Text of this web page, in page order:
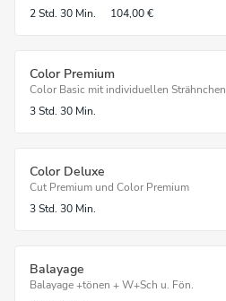
2 Std. 30 Min. 104,00 €
Color Premium
Color Basic mit individuellen Strähnchen
3 Std. 30 Min.
Color Deluxe
Cut Premium und Color Premium
3 Std. 30 Min.
Balayage
Balayage +tönen + W+Sch u. Fön.